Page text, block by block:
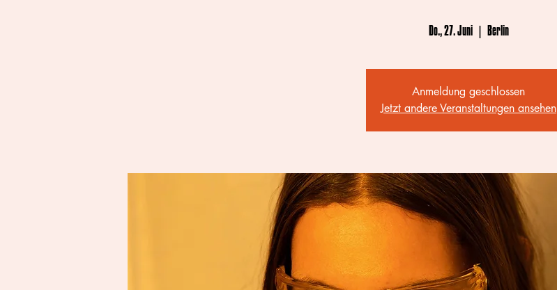
Do., 27. Juni
  |
Berlin
Anmeldung geschlossen
Jetzt andere Veranstaltungen ansehen